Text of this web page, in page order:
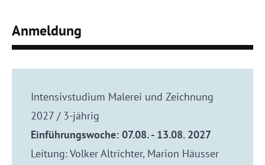
Anmeldung
Intensivstudium Malerei und Zeichnung
2027 / 3-jährig
Einführungswoche: 07.08. - 13.08. 2027
Leitung: Volker Altrichter, Marion Häusser